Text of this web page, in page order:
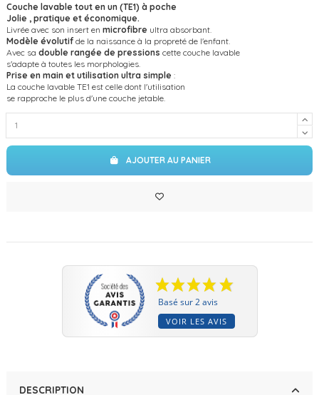
Couche lavable tout en un (TE1) à poche
Jolie , pratique et économique.
Livrée avec son insert en microfibre ultra absorbant.
Modèle évolutif de la naissance à la propreté de l'enfant.
Avec sa double rangée de pressions cette couche lavable
s'adapte à toutes les morphologies.
Prise en main et utilisation ultra simple :
La couche lavable TE1 est celle dont l'utilisation
se rapproche le plus d'une couche jetable.
AJOUTER AU PANIER
Basé sur 2 avis
VOIR LES AVIS
DESCRIPTION